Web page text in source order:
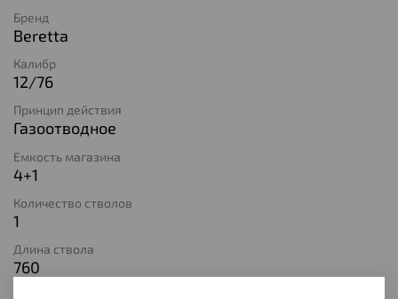
Бренд
Beretta
Калибр
12/76
Принцип действия
Газоотводное
Емкость магазина
4+1
Количество стволов
1
Длина ствола
760